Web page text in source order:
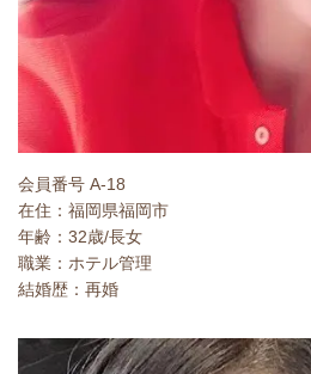
会員番号 A-18
在住：福岡県福岡市
年齢：32歳/長女
職業：ホテル管理
結婚歴：再婚